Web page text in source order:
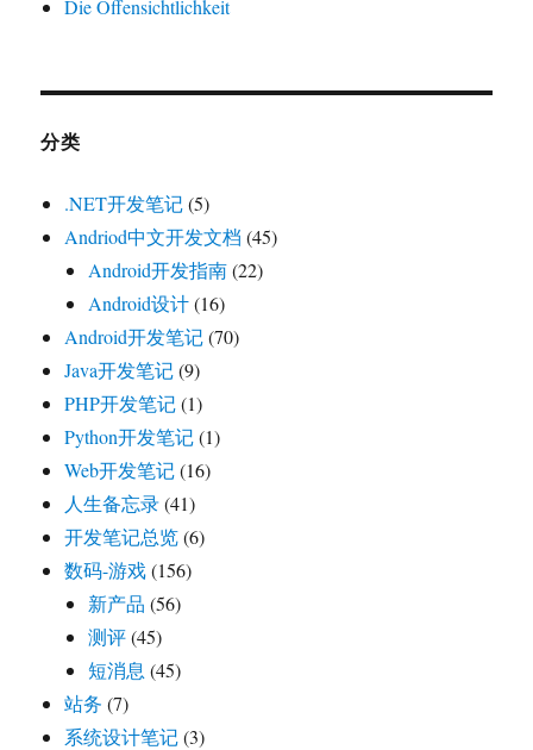
Die Offensichtlichkeit
分类
.NET开发笔记(5)
Andriod中文开发文档 (45)
Android开发指南(22)
Android设计(16)
Android开发笔记(70)
Java开发笔记(9)
PHP开发笔记(1)
Python开发笔记(1)
Web开发笔记(16)
人生备忘录(41)
开发笔记总览(6)
数码-游戏(156)
新产品 (56)
测评(45)
短消息 (45)
站务 (7)
系统设计笔记(3)